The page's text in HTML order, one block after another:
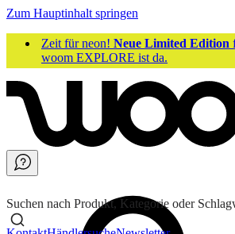
Zum Hauptinhalt springen
Zeit für neon! Neue Limited Edition
woom EXPLORE ist da.
Suchen nach Produkt, Kategorie oder